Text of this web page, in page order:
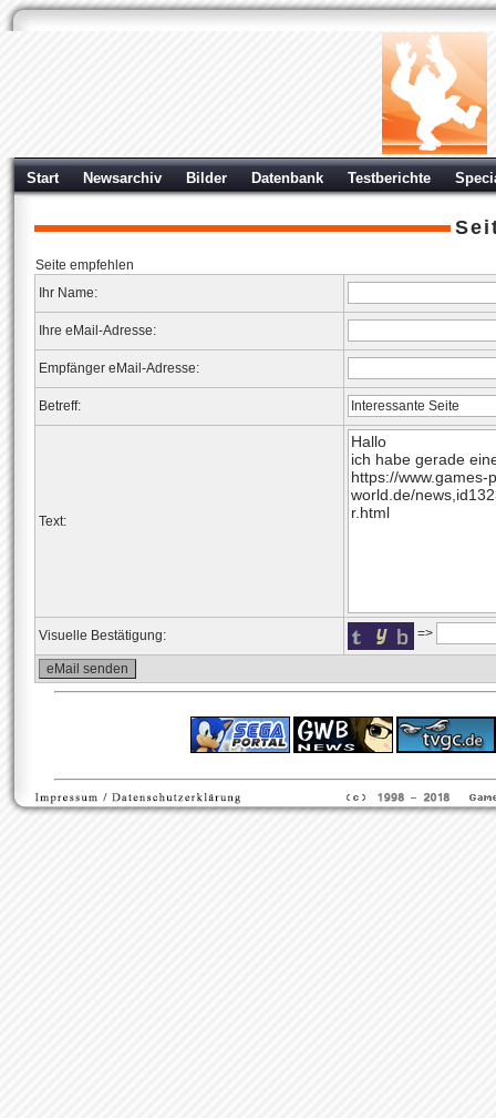
Start Newsarchiv Bilder Datenbank Testberichte
Seite empfehlen
Ihr Name:
Ihre eMail-Adresse:
Empfänger eMail-Adresse:
Betreff:
Text:
Visuelle Bestätigung: =>